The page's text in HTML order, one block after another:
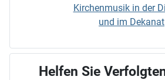
Kirchenmusik in der
und im Dekanat
Helfen Sie